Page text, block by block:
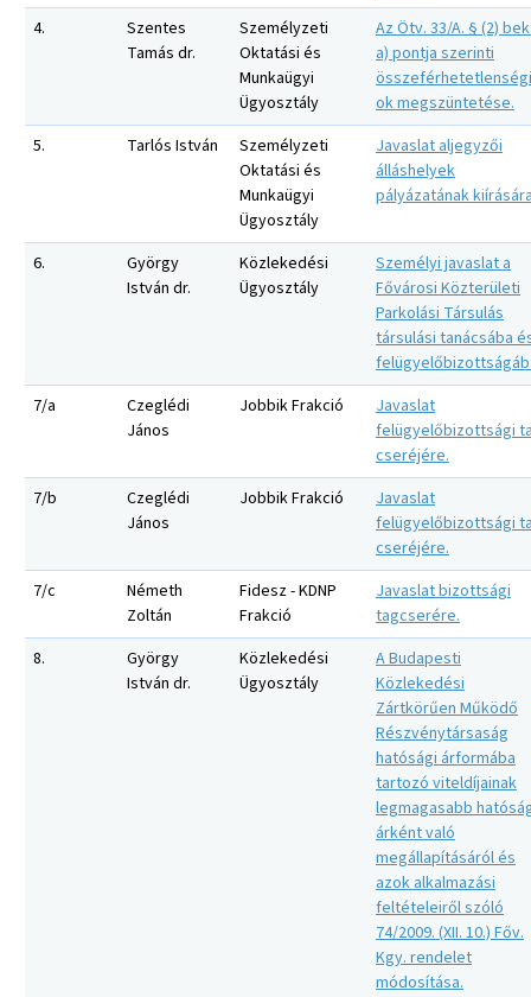
4.
Szentes
Tamás dr.
Személyzeti
Oktatási és
Munkaügyi
Ügyosztály
Az Ötv. 33/A. § (2)
a) pontja szerinti
összeférhetetlenségi
ok megszüntetése.
5.
Tarlós István
Személyzeti
Oktatási és
Munkaügyi
Ügyosztály
Javaslat aljegyzői
álláshelyek
pályázatának
6.
György
István dr.
Közlekedési
Ügyosztály
Személyi javaslat a
Fővárosi Közterületi
Parkolási Társulás
társulási tanácsába
7/a
Czeglédi
János
Jobbik Frakció
Javaslat
felügyelőbizottsági
cseréjére.
7/b
Czeglédi
János
Jobbik Frakció
Javaslat
felügyelőbizottsági
cseréjére.
7/c
Németh
Zoltán
Fidesz - KDNP
Frakció
Javaslat bizottsági
tagcserére.
8.
György
István dr.
Közlekedési
Ügyosztály
A Budapesti
Közlekedési
Zártkörűen Működő
Részvénytársaság
hatósági árformába
tartozó viteldíjainak
legmagasabb
árként való
megállapításáról és
azok alkalmazási
feltételeiről szóló
74/2009. (XII. 10.) Főv.
Kgy. rendelet
módosítása.